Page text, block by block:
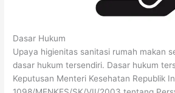
Dasar Hukum
Upaya higienitas sanitasi rumah makan
dasar hukum tersendiri. Dasar hukum
Keputusan Menteri Kesehatan Republik